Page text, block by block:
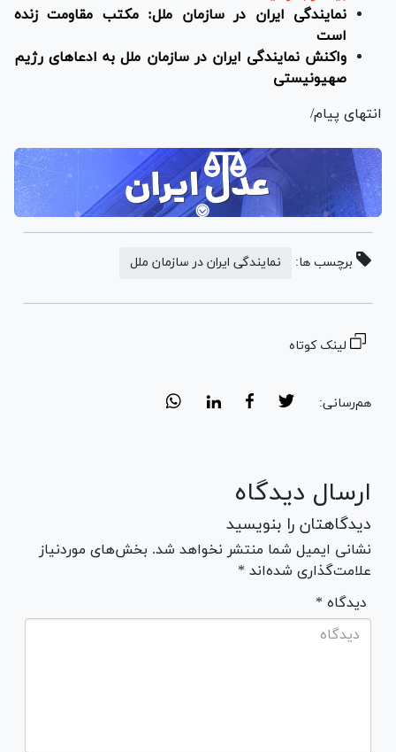
نمایندگی ایران در سازمان ملل: مکتب مقاومت زنده
است
واکنش نمایندگی ایران در سازمان ملل به ادعا‌های رژیم
صهیونیستی
انتهای پیام/
برچسب ها: نمایندگی ایران در سازمان ملل
لینک کوتاه
هم‌رسانی:
ارسال دیدگاه
دیدگاهتان را بنویسید
نشانی ایمیل شما منتشر نخواهد شد. بخش‌های موردنیاز
علامت‌گذاری شده‌اند *
* دیدگاه